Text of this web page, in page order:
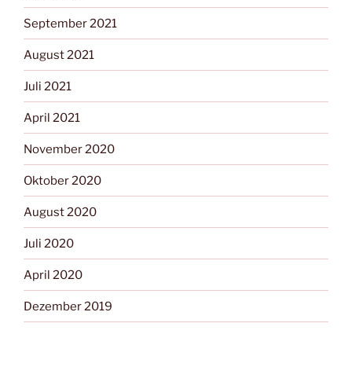
September 2021
August 2021
Juli 2021
April 2021
November 2020
Oktober 2020
August 2020
Juli 2020
April 2020
Dezember 2019